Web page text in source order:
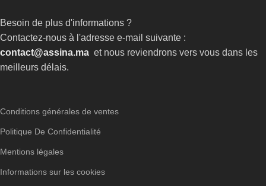
Conditions générales de ventes
Politique De Confidentialité
Mentions légales
Informations sur les cookies
Besoin de plus d'informations ?
Contactez-nous à l'adresse e-mail suivante :
contact@assina.ma et nous reviendrons vers vous dans les
meilleurs délais.